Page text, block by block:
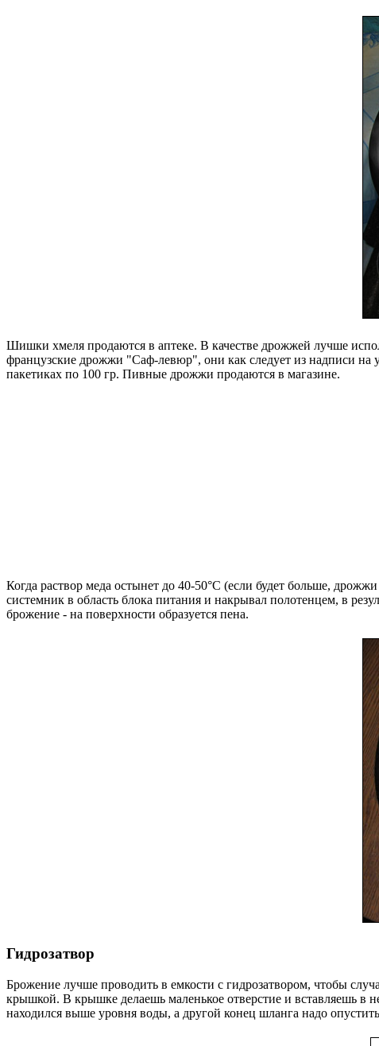
Шишки хмеля продаются в аптеке. В качестве дрожжей лучше
французские дрожжи "Саф-левюр", они как следует из надписи на
пакетиках по 100 гр. Пивные дрожжи продаются в магазине.
Когда раствор меда остынет до 40-50°С (если будет больше,
системник в область блока питания и накрывал полотенцем, в
брожение - на поверхности образуется пена.
Гидрозатвор
Брожение лучше проводить в емкости с гидрозатвором, чтобы
крышкой. В крышке делаешь маленькое отверстие и вставляешь в
находился выше уровня воды, а другой конец шланга надо